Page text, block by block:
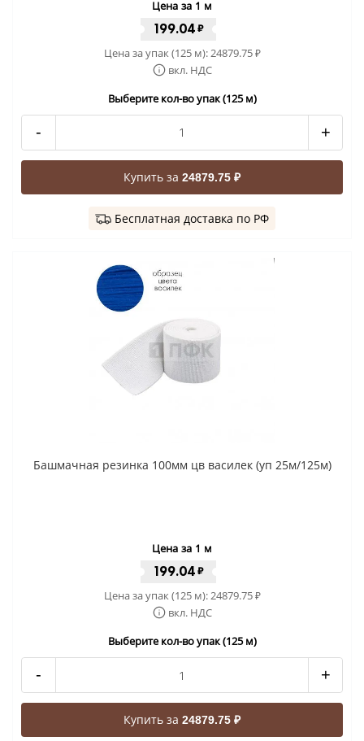
Цена за 1 м
199.04 ₽
Цена за упак (125 м):24879.75₽
вкл. НДС
Выберите кол-во упак (125 м)
- +
Купить за 24879.75 ₽
Бесплатная доставка по РФ
Башмачная резинка 100мм цв василек (уп 25м/125м)
Цена за 1 м
199.04 ₽
Цена за упак (125 м):24879.75₽
вкл. НДС
Выберите кол-во упак (125 м)
- +
Купить за 24879.75 ₽